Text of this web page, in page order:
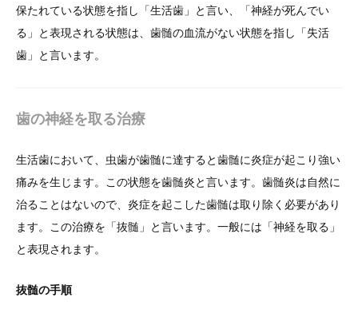
保たれている状態を指し「生活歯」と言い、「神経が死んでい
る」と表現される状態は、歯髄の血流がない状態を指し「失活
歯」と言います。
歯の神経を取る治療
生活歯において、虫歯が歯髄に達すると歯髄に炎症が起こり強い
痛みを生じます。この状態を歯髄炎と言います。歯髄炎は自然に
治ることはないので、炎症を起こした歯髄は取り除く必要があり
ます。この治療を「抜髄」と言います。一般には「神経を取る」
と表現されます。
抜髄の手順